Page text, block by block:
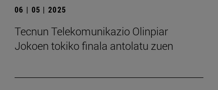
06 | 05 | 2025
Tecnun Telekomunikazio Olinpiar
Jokoen tokiko finala antolatu zuen